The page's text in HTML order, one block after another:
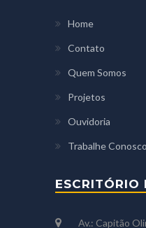
Home
Contato
Quem Somos
Projetos
Ouvidoria
Trabalhe Conosco
ESCRITÓRIO
Av.: Capitão